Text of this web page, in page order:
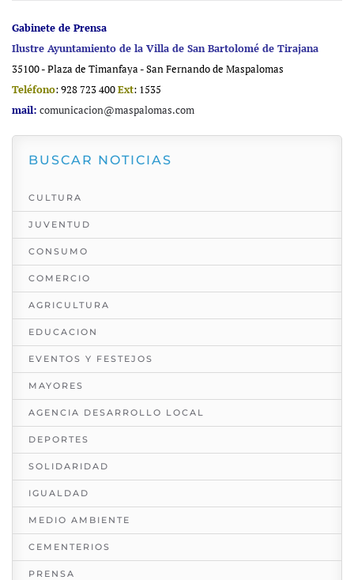
Gabinete de Prensa
Ilustre Ayuntamiento de la Villa de San Bartolomé de Tirajana
35100 - Plaza de Timanfaya - San Fernando de Maspalomas
Teléfono: 928 723 400Ext: 1535
mail: comunicacion@maspalomas.com
BUSCAR NOTICIAS
CULTURA
JUVENTUD
CONSUMO
COMERCIO
AGRICULTURA
EDUCACION
EVENTOS Y FESTEJOS
MAYORES
AGENCIA DESARROLLO LOCAL
DEPORTES
SOLIDARIDAD
IGUALDAD
MEDIO AMBIENTE
CEMENTERIOS
PRENSA